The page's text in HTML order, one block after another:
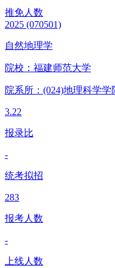
推免人数
2025 (070501)
自然地理学
院校： 福建师范大学
院系所：(024)地理科学学
3.22
报录比
-
统考拟招
283
报考人数
-
上线人数